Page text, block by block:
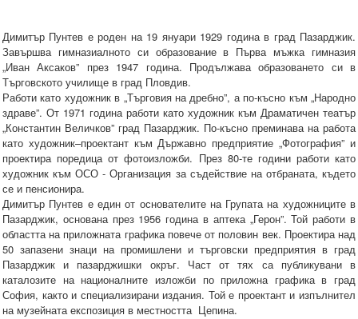
Димитър Пунтев е роден на 19 януари 1929 година в град Пазарджик.
Завършва гимназиалното си образование в Първа мъжка гимназия
„Иван Аксаков” през 1947 година. Продължава образоването си в
Търговското училище в град Пловдив.
Работи като художник в „Търговия на дребно”, а по-късно към „Народно
здраве”. От 1971 година работи като художник към Драматичен театър
„Константин Величков” град Пазарджик. По-късно преминава на работа
като художник–проектант към Държавно предприятие „Фотография” и
проектира поредица от фотоизложби. През 80-те години работи като
художник към ОСО - Организация за съдействие на отбраната, където
се и пенсионира.
Димитър Пунтев е един от основателите на Групата на художниците в
Пазарджик, основана през 1956 година в аптека „Герон”. Той работи в
областта на приложната графика повече от половин век. Проектира над
50 запазени знаци на промишлени и търговски предприятия в град
Пазарджик и пазарджишки окръг. Част от тях са публикувани в
каталозите на националните изложби по приложна графика в град
София, както и специализирани издания. Той е проектант и изпълнител
на музейната експозиция в местността Цепина.